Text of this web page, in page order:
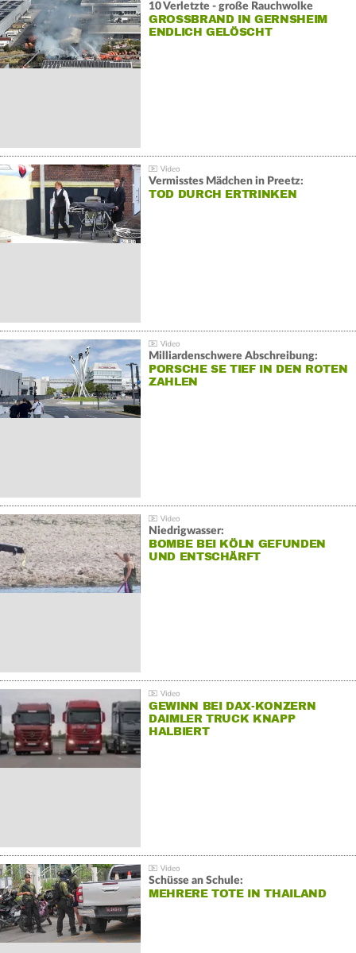
10 Verletzte - große Rauchwolke
GROSSBRAND IN GERNSHEIM E
NDLICH GELÖSCHT
Vermisstes Mädchen in Preetz:
TOD DURCH ERTRINKEN
Milliardenschwere Abschreibung:
PORSCHE SE TIEF IN DEN ROTEN
ZAHLEN
Niedrigwasser:
BOMBE BEI KÖLN GEFUNDEN
UND ENTSCHÄRFT
GEWINN BEI DAX-KONZERN
DAIMLER TRUCK KNAPP
HALBIERT
Schüsse an Schule:
MEHRERE TOTE IN THAILAND